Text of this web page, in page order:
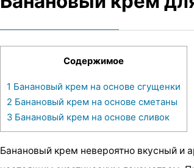
Содержимое
1 Банановый крем на основе сгущенки
2 Банановый крем на основе сметаны
3 Банановый крем на основе сливок
Банановый крем невероятно вкусный и